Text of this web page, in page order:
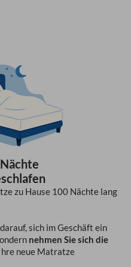
zu Hause 100 Nächte lang
sich im Geschäft ein
nehmen Sie sich die
neue Matratze